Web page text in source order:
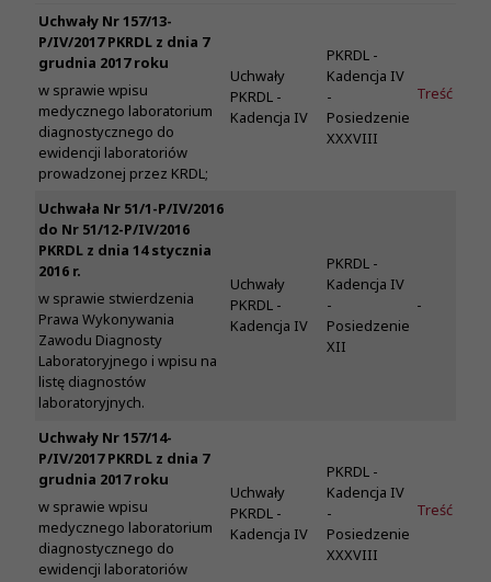
Uchwały Nr 157/13-
P/IV/2017 PKRDL z dnia 7
grudnia 2017 roku
w sprawie wpisu
medycznego laboratorium
diagnostycznego do
ewidencji laboratoriów
prowadzonej przez KRDL;
Uchwały
PKRDL -
Kadencja IV
PKRDL -
Kadencja IV
-
Posiedzenie
XXXVIII
Treść
Uchwała Nr 51/1-P/IV/2016
do Nr 51/12-P/IV/2016
PKRDL z dnia 14 stycznia
2016 r.
w sprawie stwierdzenia
Prawa Wykonywania
Zawodu Diagnosty
Laboratoryjnego i wpisu na
listę diagnostów
laboratoryjnych.
Uchwały
PKRDL -
Kadencja IV
PKRDL -
Kadencja IV
-
Posiedzenie
XII
-
Uchwały Nr 157/14-
P/IV/2017 PKRDL z dnia 7
grudnia 2017 roku
w sprawie wpisu
medycznego laboratorium
diagnostycznego do
ewidencji laboratoriów
Uchwały
PKRDL -
Kadencja IV
PKRDL -
Kadencja IV
-
Posiedzenie
XXXVIII
Treść